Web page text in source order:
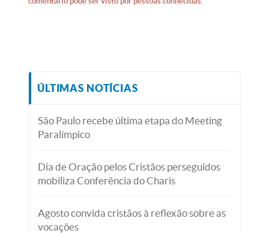
ÚLTIMAS NOTÍCIAS
São Paulo recebe última etapa do Meeting
Paralímpico
Dia de Oração pelos Cristãos perseguidos
mobiliza Conferência do Charis
Agosto convida cristãos à reflexão sobre as
vocações